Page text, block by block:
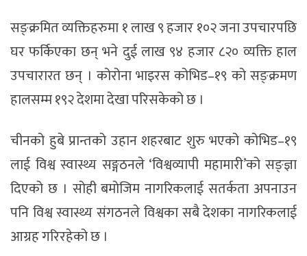
सङ्क्रमित व्यक्तिहरुमा १ लाख ९ हजार १०२ जना उपचारपछि
घर फर्किएका छन् भने दुई लाख ९४ हजार ८२० व्यक्ति हाल
उपचारारत छन् । कोरोना भाइरस कोभिड–१९ को सङ्क्रमण
हालसम्म १९२ देशमा देखा परिसकेको छ ।
चीनको हुबे प्रान्तको उहान शहरबाट शुरु भएको कोभिड–१९
लाई विश्व स्वास्थ्य सङ्गठनले ‘विश्वव्यापी महामारी’को सङ्ज्ञा
दिएको छ । सोही बमोजिम नागरिकलाई सतर्कता अपनाउन
पनि विश्व स्वास्थ्य संगठनले विश्वका सबै देशका नागरिकलाई
आग्रह गरिरहेको छ ।